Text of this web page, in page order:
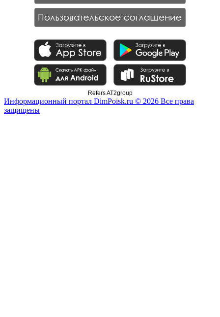
Refers AT2group
Информационный портал DimPoisk.ru © 2026 Все права
защищены